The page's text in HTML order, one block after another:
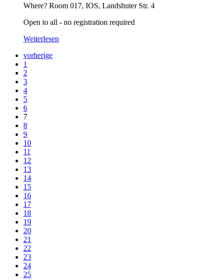
Where? Room 017, IOS, Landshuter Str. 4
Open to all - no registration required
Weiterlesen
vorherige
1
2
3
4
5
6
7
8
9
10
11
12
13
14
15
16
17
18
19
20
21
22
23
24
25